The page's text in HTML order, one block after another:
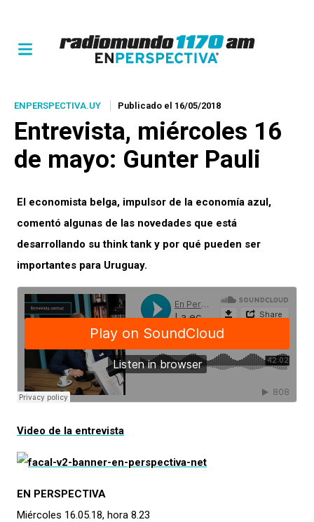
ENPERSPECTIVA.UY Publicado el 16/05/2018
Entrevista, miércoles 16
de mayo: Gunter Pauli
El economista belga, impulsor de la economía azul,
comentó algunas de las novedades que está
desarrollando su think tank y por qué pueden ser
importantes para Uruguay.
Video de la entrevista
EN PERSPECTIVA
Miércoles 16.05.18, hora 8.23